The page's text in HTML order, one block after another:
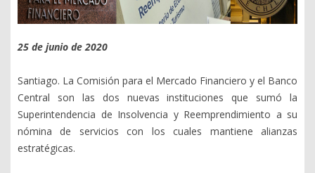
25 de junio de 2020
Santiago. La Comisión para el Mercado Financiero y el Banco
Central son las dos nuevas instituciones que sumó la
Superintendencia de Insolvencia y Reemprendimiento a su
nómina de servicios con los cuales mantiene alianzas
estratégicas.